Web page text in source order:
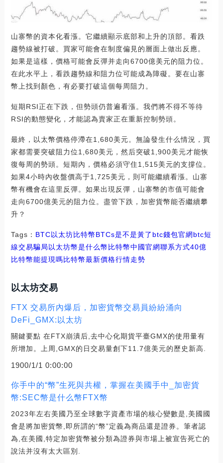
山寨幣的資本化看漲。它繼續顯示底部和上升的頂部。看跌
趨勢線被打破。買家可能會在制度偏見的層面上做出反應。
如果是這樣，價格可能會反彈并走向6700億美元的阻力位。
在此水平上，看跌趨勢線和阻力位可能成為障礙。要在山寨
幣上找到顏色，有必要打破這個每周阻力。
短期RSI正在下跌，但勢頭仍普遍看漲。我們將不得不等待
RSI的動態變化，才能認為賣家正在重新控制勢頭。
最終，以太幣價格停滯在1,680美元。無論發生什么情況，買
家都需要突破阻力位1,680美元，然后突破1,900美元才能恢
復每周的勢頭。短期內，價格必須守住1,515美元的支撐位。
如果4小時內收盤價高于1,725美元，則可能繼續看漲。山寨
幣有機會在這里反彈。如果出現反彈，山寨幣的市值可能會
走向6700億美元的阻力位。盡管下跌，加密貨幣能否繼續攀
升？
Tags： BTC以太坊比特幣BTCs是不是黃了 btc錢包官網btc短
線交易騙局 以太坊幣是什么幣比特幣中國官網聯系方式40億
比特幣能提現嗎比特幣最新價格行情走勢
以太坊交易
FTX 交易所內爆后，加密貨幣交易員紛紛涌向
DeFi_GMX:以太坊
關鍵要點 在FTX崩潰后,去中心化期貨平臺GMX的使用量有
所增加。上周,GMX的日交易量創下11.7億美元的歷史新高.
1900/1/1 0:00:00
你手中的“幣”生死與共權，掌握在美國手中_加密貨
幣:SEC幣是什么幣FTX幣
2023年左右美國乃至全球數字資產市場的核心變數是,美國國
會是將加密貨幣,即所謂的“幣”定義為商品還是證券。筆者認
為,在美國,特定加密貨幣被分類為證券與市場上被宣告死亡的
說法并沒有太大區別.